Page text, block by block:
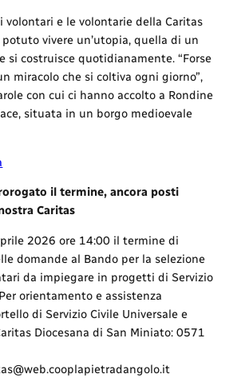
volontari e le volontarie della Caritas
vivere un’utopia, quella di un
si costruisce quotidianamente. “Forse
miracolo che si coltiva ogni giorno”,
con cui ci hanno accolto a Rondine
situata in un borgo medioevale
il termine, ancora posti
Caritas
2026 ore 14:00 il termine di
domande al Bando per la selezione
da impiegare in progetti di Servizio
orientamento e assistenza
di Servizio Civile Universale e
Diocesana di San Miniato: 0571